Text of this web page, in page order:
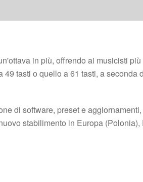
in più, offrendo ai musicisti
tasti o quello a 61 tasti, a
di software, preset e
stabilimento in Europa